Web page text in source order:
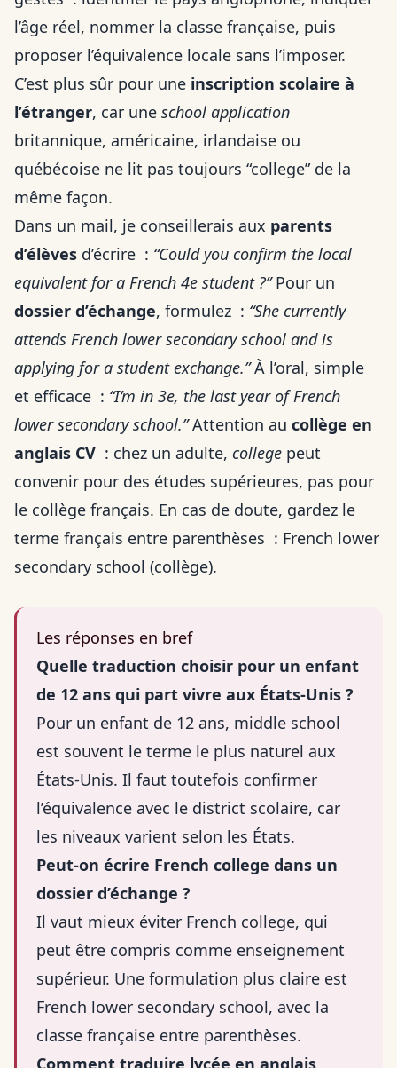
l’âge réel, nommer la classe française, puis
proposer l’équivalence locale sans l’imposer.
C’est plus sûr pour une inscription scolaire à
l’étranger, car une school application
britannique, américaine, irlandaise ou
québécoise ne lit pas toujours “college” de la
même façon.
Dans un mail, je conseillerais aux parents
d’élèves d’écrire : “Could you confirm the local
equivalent for a French 4e student ?”Pour un
dossier d’échange, formulez : “She currently
attends French lower secondary school and is
applying for a student exchange.”À l’oral, simple
et efficace : “I’m in 3e, the last year of French
lower secondary school.”Attention au collège en
anglais CV : chez un adulte, college peut
convenir pour des études supérieures, pas pour
le collège français. En cas de doute, gardez le
terme français entre parenthèses : French lower
secondary school (collège).
Les réponses en bref
Quelle traduction choisir pour un enfant
de 12 ans qui part vivre aux États-Unis ?
Pour un enfant de 12 ans, middle school
est souvent le terme le plus naturel aux
États-Unis. Il faut toutefois confirmer
l’équivalence avec le district scolaire, car
les niveaux varient selon les États.
Peut-on écrire French college dans un
dossier d’échange ?
Il vaut mieux éviter French college, qui
peut être compris comme enseignement
supérieur. Une formulation plus claire est
French lower secondary school, avec la
classe française entre parenthèses.
Comment traduire lycée en anglais